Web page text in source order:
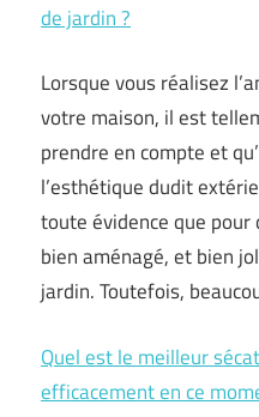
de jardin ?
Lorsque vous réalisez
votre maison, il est
prendre en compte et
l’esthétique dudit
toute évidence que pour
bien aménagé, et bien
jardin. Toutefois,
Quel est le meilleur
efficacement en ce